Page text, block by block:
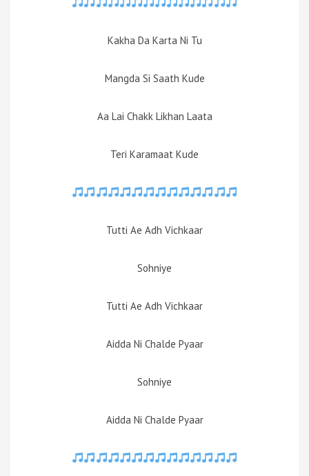
Kakha Da Karta Ni Tu
Mangda Si Saath Kude
Aa Lai Chakk Likhan Laata
Teri Karamaat Kude
Tutti Ae Adh Vichkaar
Sohniye
Tutti Ae Adh Vichkaar
Aidda Ni Chalde Pyaar
Sohniye
Aidda Ni Chalde Pyaar